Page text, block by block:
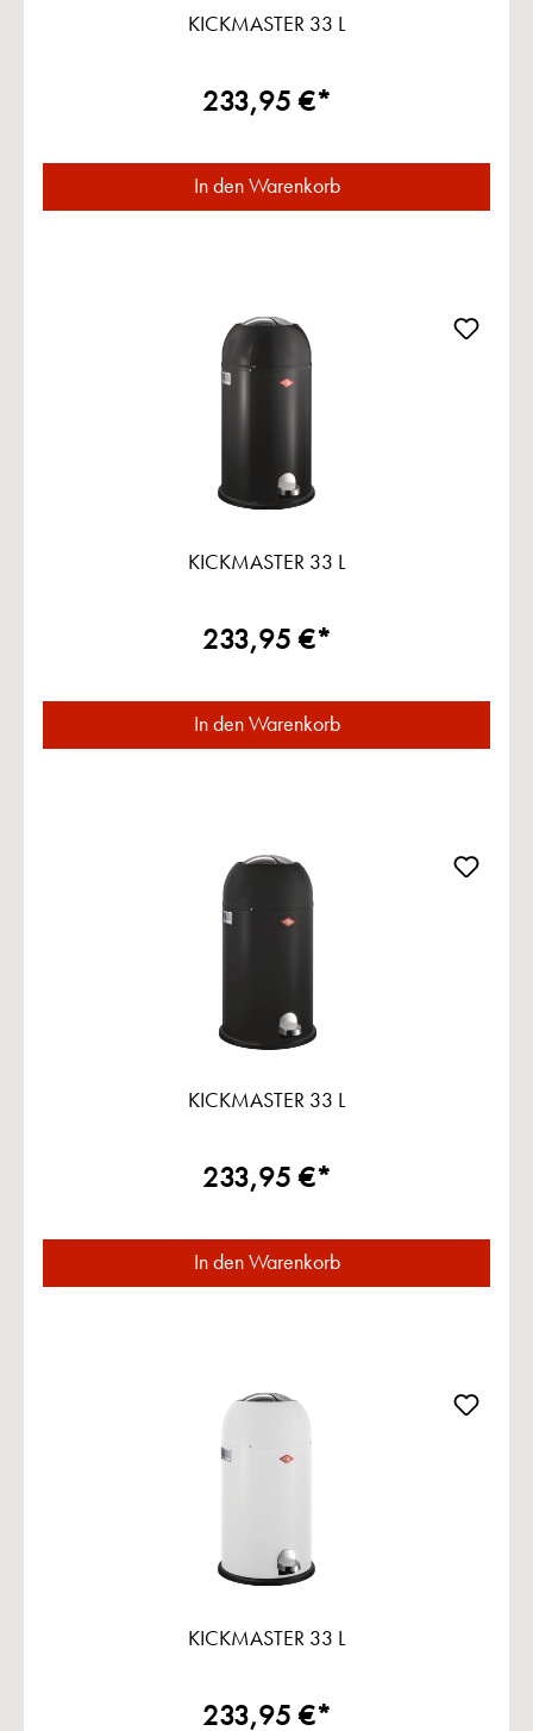
KICKMASTER 33 L
233,95 €*
In den Warenkorb
KICKMASTER 33 L
233,95 €*
In den Warenkorb
KICKMASTER 33 L
233,95 €*
In den Warenkorb
KICKMASTER 33 L
233,95 €*